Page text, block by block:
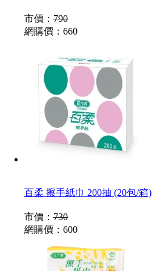
市價： 790
網購價： 660
百柔 擦手紙巾 200抽 (20包/箱)
市價： 730
網購價： 600